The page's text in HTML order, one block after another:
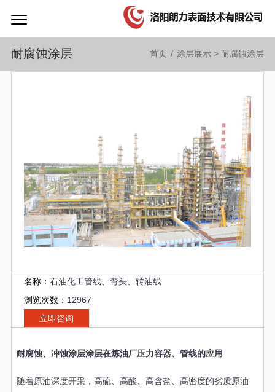
耐腐蚀涂层 首页 / 涂层展示 > 耐腐蚀涂层
名称： 石油化工管线、弯头、转油线
浏览次数： 12967
立即咨询
耐腐蚀、冲蚀涂层涂层在炼油厂压力容器、管线的应用
随着原油深度开采，高硫、高酸、高含盐、高密度的劣质原油